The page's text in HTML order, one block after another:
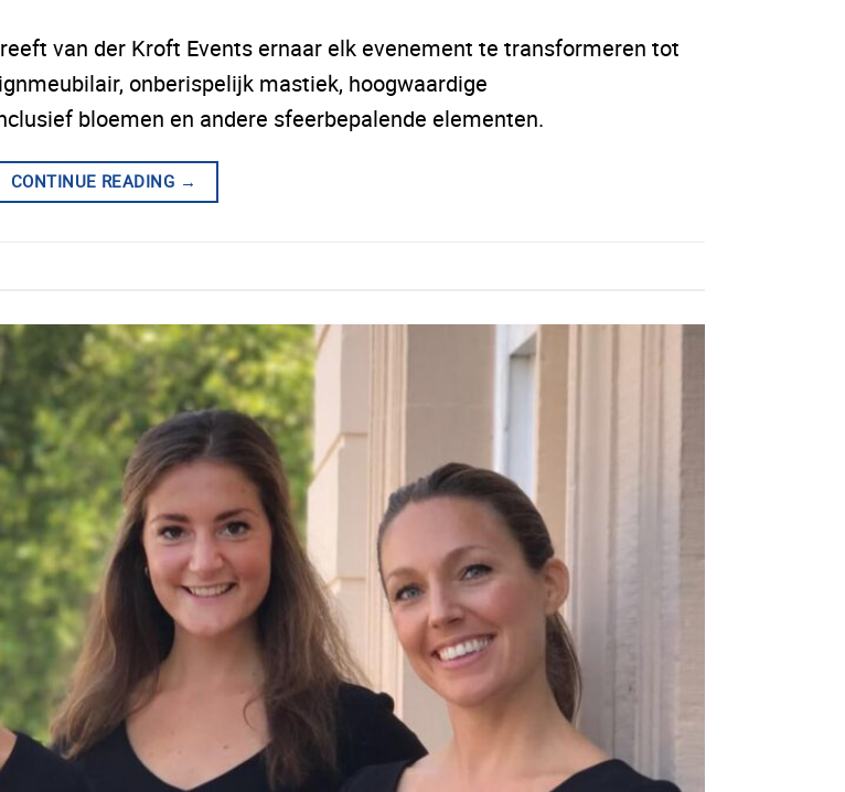
van der Kroft Events ernaar elk evenement te transformeren tot
onberispelijk mastiek, hoogwaardige
bloemen en andere sfeerbepalende elementen.
CONTINUE READING →